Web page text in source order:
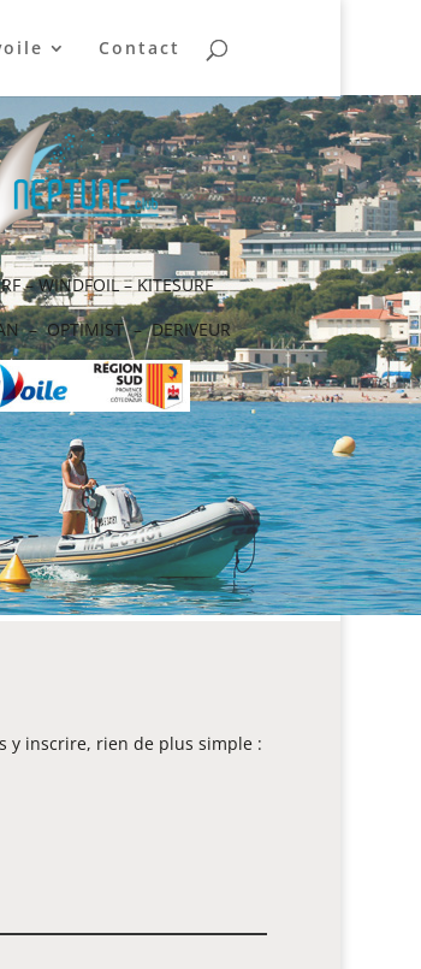
Contact
– WINDFOIL – KITESURF
– OPTIMIST – DERIVEUR
y inscrire, rien de plus simple :